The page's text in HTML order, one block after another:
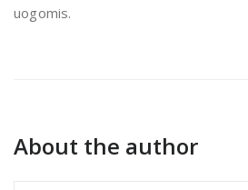
uogomis.
About the author